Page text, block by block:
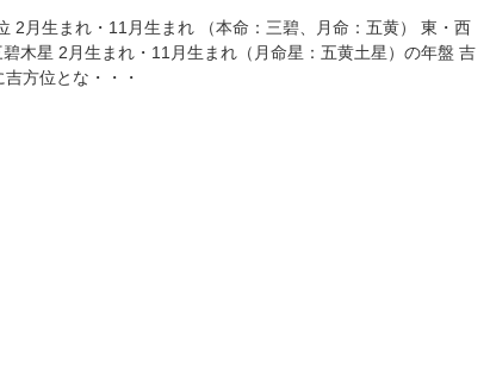
2月生まれ・11月生まれ （本命：三碧、月命：五黄） 東・西
木星 2月生まれ・11月生まれ（月命星：五黄土星）の年盤 吉
方位とな・・・